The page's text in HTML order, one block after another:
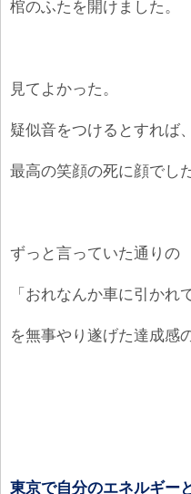
棺のふたを開けました。
見てよかった。
疑似音をつけるとすれば
最高の笑顔の死に顔でした
ずっと言っていた通りの
「おれなんか車に引かれ
を無事やり遂げた達成感
東京で自分のエネルギー